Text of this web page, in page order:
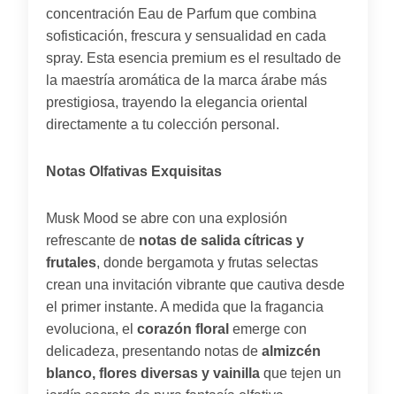
concentración Eau de Parfum que combina
sofisticación, frescura y sensualidad en cada
spray. Esta esencia premium es el resultado de
la maestría aromática de la marca árabe más
prestigiosa, trayendo la elegancia oriental
directamente a tu colección personal.
Notas Olfativas Exquisitas
Musk Mood se abre con una explosión
refrescante de notas de salida cítricas y
frutales, donde bergamota y frutas selectas
crean una invitación vibrante que cautiva desde
el primer instante. A medida que la fragancia
evoluciona, el corazón floral emerge con
delicadeza, presentando notas de almizcén
blanco, flores diversas y vainilla que tejen un